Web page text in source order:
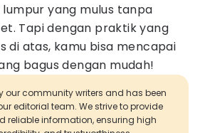
yang mulus tanpa
Tapi dengan praktik yang
di atas, kamu bisa mencapai
bagus dengan mudah!
our community writers and has been
editorial team. We strive to provide
reliable information, ensuring high